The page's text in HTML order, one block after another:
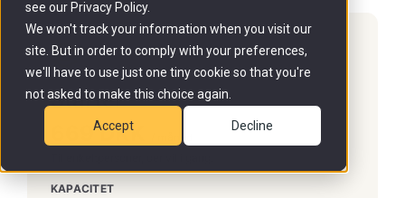
see our Privacy Policy.
We won't track your information when you visit our
site. But in order to comply with your preferences,
we'll have to use just one tiny cookie so that you're
not asked to make this choice again.
Accept Decline
Starter
669 DKK
KAPACITET